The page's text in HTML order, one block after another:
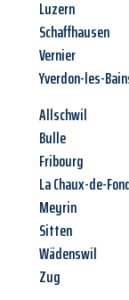
Luzern
Schaffhausen
Vernier
Yverdon-les-
Allschwil
Bulle
Fribourg
La Chaux-de-
Meyrin
Sitten
Wädenswil
Zug